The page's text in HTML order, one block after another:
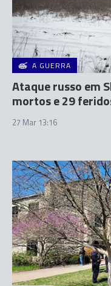
A GUERRA
Ataque russo em
mortos e 29
27 Mar 13:16